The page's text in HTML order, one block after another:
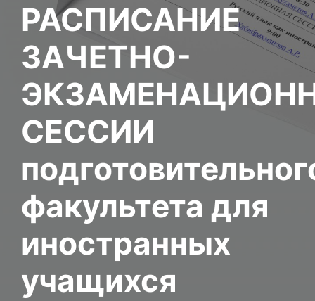
РАСПИСАНИЕ
ЗАЧЕТНО-
СЕССИИ
факультета для
иностранных
учащихся